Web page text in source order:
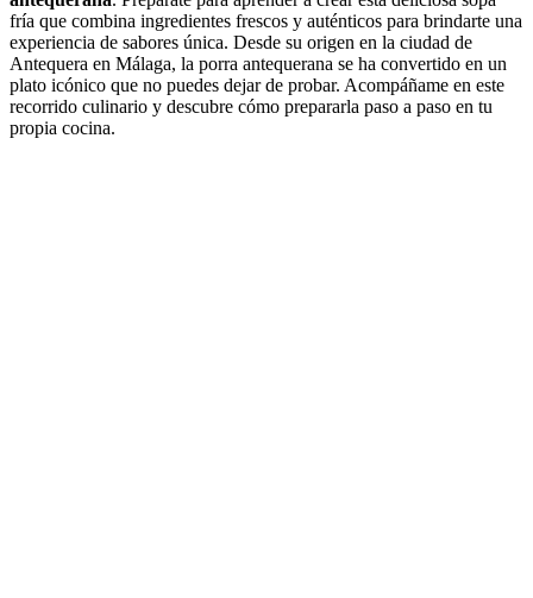
fría que combina ingredientes frescos y auténticos para brindarte una
experiencia de sabores única. Desde su origen en la ciudad de
Antequera en Málaga, la porra antequerana se ha convertido en un
plato icónico que no puedes dejar de probar. Acompáñame en este
recorrido culinario y descubre cómo prepararla paso a paso en tu
propia cocina.